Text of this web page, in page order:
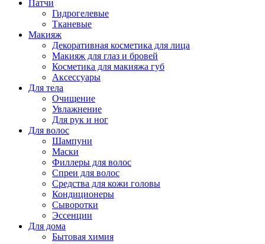
Патчи
Гидрогелевые
Тканевые
Макияж
Декоративная косметика для лица
Макияж для глаз и бровей
Косметика для макияжа губ
Аксессуары
Для тела
Очищение
Увлажнение
Для рук и ног
Для волос
Шампуни
Маски
Филлеры для волос
Спреи для волос
Средства для кожи головы
Кондиционеры
Сыворотки
Эссенции
Для дома
Бытовая химия